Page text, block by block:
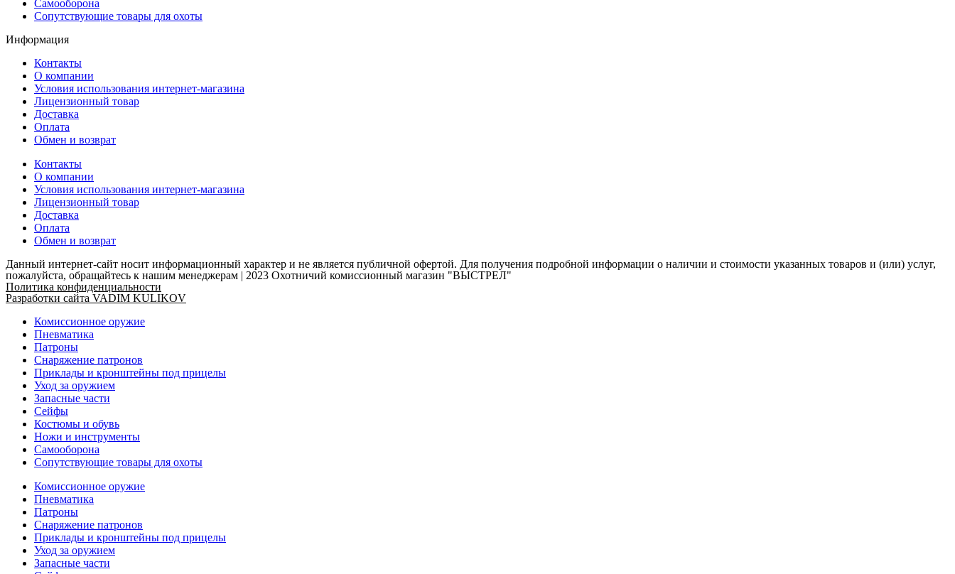
Самооборона
Сопутствующие товары для охоты
Информация
Контакты
О компании
Условия использования интернет-магазина
Лицензионный товар
Доставка
Оплата
Обмен и возврат
Контакты
О компании
Условия использования интернет-магазина
Лицензионный товар
Доставка
Оплата
Обмен и возврат
Данный интернет-сайт носит информационный характер и не является публичной офертой. Для получения подробной информации о наличии и стоимости указанных товаров и (или) услуг,
пожалуйста, обращайтесь к нашим менеджерам | 2023 Охотничий комиссионный магазин "ВЫСТРЕЛ"
Политика конфиденциальности
Разработки сайта VADIM KULIKOV
Комиссионное оружие
Пневматика
Патроны
Снаряжение патронов
Приклады и кронштейны под прицелы
Уход за оружием
Запасные части
Сейфы
Костюмы и обувь
Ножи и инструменты
Самооборона
Сопутствующие товары для охоты
Комиссионное оружие
Пневматика
Патроны
Снаряжение патронов
Приклады и кронштейны под прицелы
Уход за оружием
Запасные части